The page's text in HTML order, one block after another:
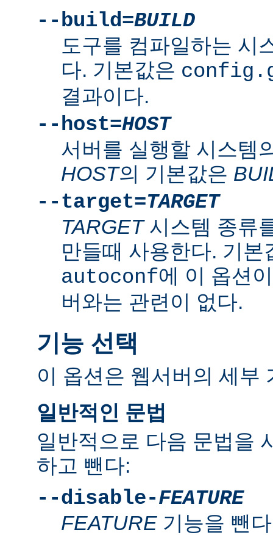
--build=BUILD
도구를 컴파일하는 시
다. 기본값은
결과이다.
--host=HOST
서버를 실행할 시스템
HOST의 기본값은
--target=TARGET
TARGET시스템 종류
만들때 사용한다. 기
autoconf에 이 옵션
버와는 관련이 없다.
기능 선택
이 옵션은 웹서버의 세부
일반적인 문법
일반적으로 다음 문법을
하고 뺀다:
--disable-FEATURE
FEATURE 기능을 뺀